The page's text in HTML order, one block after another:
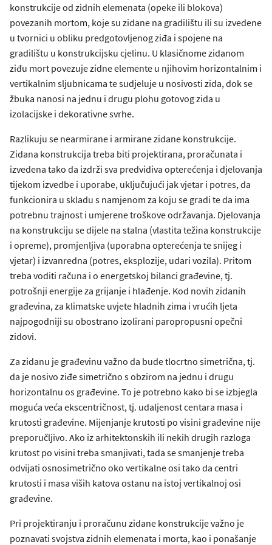
konstrukcije od zidnih elemenata (opeke ili blokova)
povezanih mortom, koje su zidane na gradilištu ili su izvedene
u tvornici u obliku predgotovljenog ziđa i spojene na
gradilištu u konstrukcijsku cjelinu. U klasičnome zidanom
ziđu mort povezuje zidne elemente u njihovim horizontalnim i
vertikalnim sljubnicama te sudjeluje u nosivosti zida, dok se
žbuka nanosi na jednu i drugu plohu gotovog zida u
izolacijske i dekorativne svrhe.
Razlikuju se nearmirane i armirane zidane konstrukcije.
Zidana konstrukcija treba biti projektirana, proračunata i
izvedena tako da izdrži sva predvidiva opterećenja i djelovanja
tijekom izvedbe i uporabe, uključujući jak vjetar i potres, da
funkcionira u skladu s namjenom za koju se gradi te da ima
potrebnu trajnost i umjerene troškove održavanja. Djelovanja
na konstrukciju se dijele na stalna (vlastita težina konstrukcije
i opreme), promjenljiva (uporabna opterećenja te snijeg i
vjetar) i izvanredna (potres, eksplozije, udari vozila). Pritom
treba voditi računa i o energetskoj bilanci građevine, tj.
potrošnji energije za grijanje i hlađenje. Kod novih zidanih
građevina, za klimatske uvjete hladnih zima i vrućih ljeta
najpogodniji su obostrano izolirani paropropusni opečni
zidovi.
Za zidanu je građevinu važno da bude tlocrtno simetrična, tj.
da je nosivo ziđe simetrično s obzirom na jednu i drugu
horizontalnu os građevine. To je potrebno kako bi se izbjegla
moguća veća ekscentričnost, tj. udaljenost centara masa i
krutosti građevine. Mijenjanje krutosti po visini građevine nije
preporučljivo. Ako iz arhitektonskih ili nekih drugih razloga
krutost po visini treba smanjivati, tada se smanjenje treba
odvijati osnosimetrično oko vertikalne osi tako da centri
krutosti i masa viših katova ostanu na istoj vertikalnoj osi
građevine.
Pri projektiranju i proračunu zidane konstrukcije važno je
poznavati svojstva zidnih elemenata i morta, kao i ponašanje